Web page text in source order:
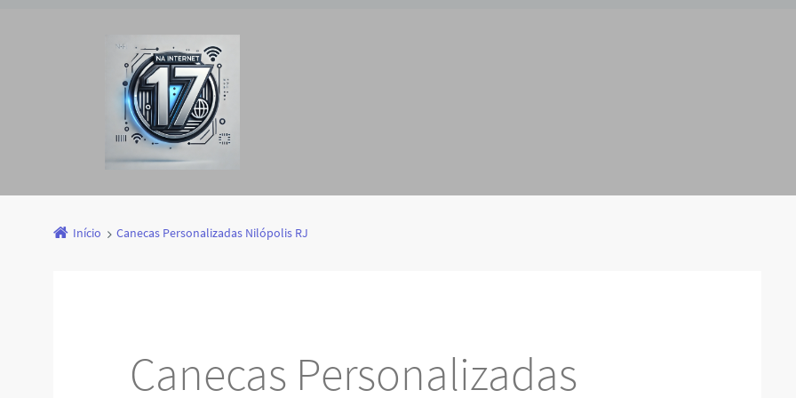
Início Canecas Personalizadas Nilópolis RJ
Canecas Personalizadas